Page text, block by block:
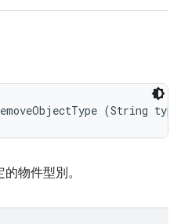
(String
物件型別。